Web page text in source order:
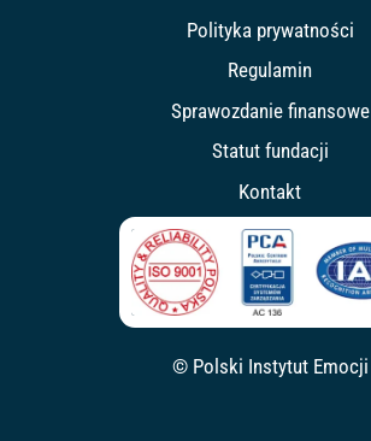
Polityka prywatności
Regulamin
Sprawozdanie finansowe
Statut fundacji
Kontakt
© Polski Instytut Emocji